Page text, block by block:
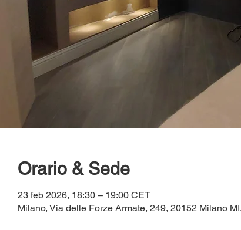
Orario & Sede
23 feb 2026, 18:30 – 19:00 CET
Milano, Via delle Forze Armate, 249, 20152 Milano